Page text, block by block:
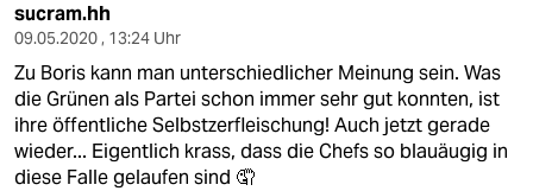
sucram.hh
09.05.2020 , 13:24 Uhr
Zu Boris kann man unterschiedlicher Meinung sein. Was
die Grünen als Partei schon immer sehr gut konnten, ist
ihre öffentliche Selbstzerfleischung! Auch jetzt gerade
wieder... Eigentlich krass, dass die Chefs so blauäugig in
diese Falle gelaufen sind 🤦